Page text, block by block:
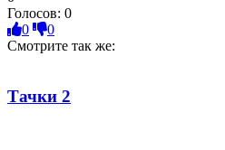
Голосов: 0
0
0
Смотрите так же:
Тачки 2